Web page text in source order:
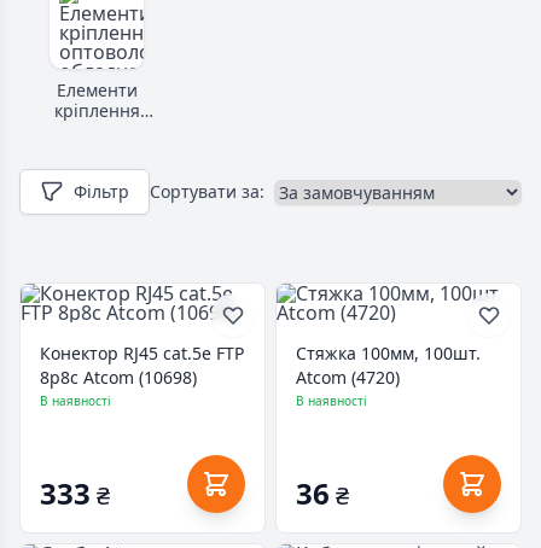
Елементи
кріплення
Фільтр
Сортувати за:
Конектор RJ45 cat.5e FTP
8p8c Atcom (10698)
В наявності
333 ₴
Стяжка 100мм, 100шт.
Atcom (4720)
В наявності
36 ₴